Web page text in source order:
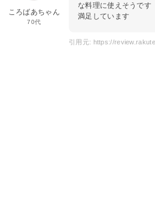
ころばあちゃん
70代
な料理に使えそうです
満足しています